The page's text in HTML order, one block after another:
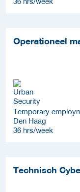
Operationeel
Temporary
Den Haag
36 hrs/week
Technisch